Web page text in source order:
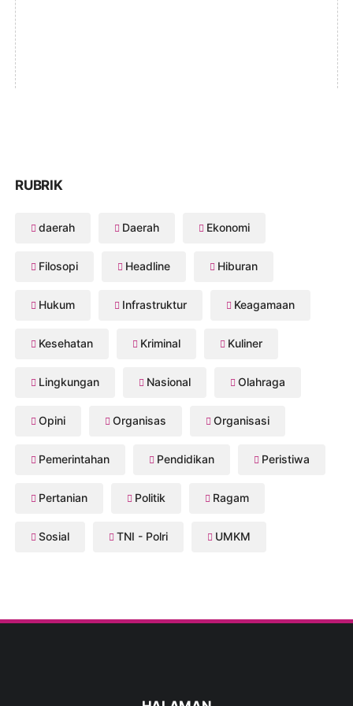
RUBRIK
daerah Daerah Ekonomi
Filosopi Headline Hiburan
Hukum Infrastruktur Keagamaan
Kesehatan Kriminal Kuliner
Lingkungan Nasional Olahraga
Opini Organisas Organisasi
Pemerintahan Pendidikan Peristiwa
Pertanian Politik Ragam
Sosial TNI - Polri UMKM